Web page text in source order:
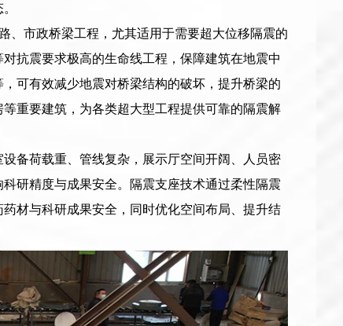
、市政桥梁工程，尤其适用于需要超大位移隔震的
抗震要求极高的生命线工程，保障建筑在地震中
可有效减少地震对桥梁结构的破坏，提升桥梁的
重要建筑，为各类超大型工程提供可靠的隔震解
备荷载重、管线复杂，展示厅空间开阔、人员密
研精度与成果安全。隔震支座技术通过柔性隔震
材与科研成果安全，同时优化空间布局、提升结